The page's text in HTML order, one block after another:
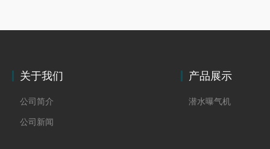
关于我们
公司简介
公司新闻
产品展示
潜水曝气机